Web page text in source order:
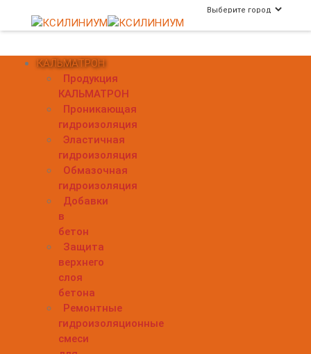
КАЛЬМАТРОН
Продукция
КАЛЬМАТРОН
Проникающая
гидроизоляция
Эластичная
гидроизоляция
Обмазочная
гидроизоляция
Добавки
в
бетон
Защита
верхнего
слоя
бетона
Ремонтные
гидроизоляционные
смеси